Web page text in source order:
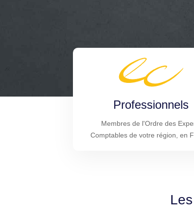
Professionnels
Membres de l'Ordre des
Comptables de votre région, en